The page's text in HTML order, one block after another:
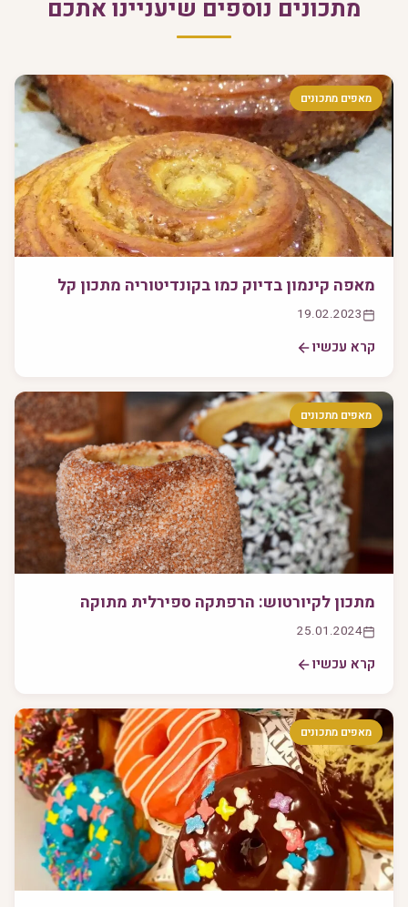
מתכונים נוספים שיעניינו אתכם
מאפים מתכונים
מאפה קינמון בדיוק כמו בקונדיטוריה מתכון קל
19.02.2023
קרא עכשיו
מאפים מתכונים
מתכון לקיורטוש: הרפתקה ספירלית מתוקה
25.01.2024
קרא עכשיו
מאפים מתכונים